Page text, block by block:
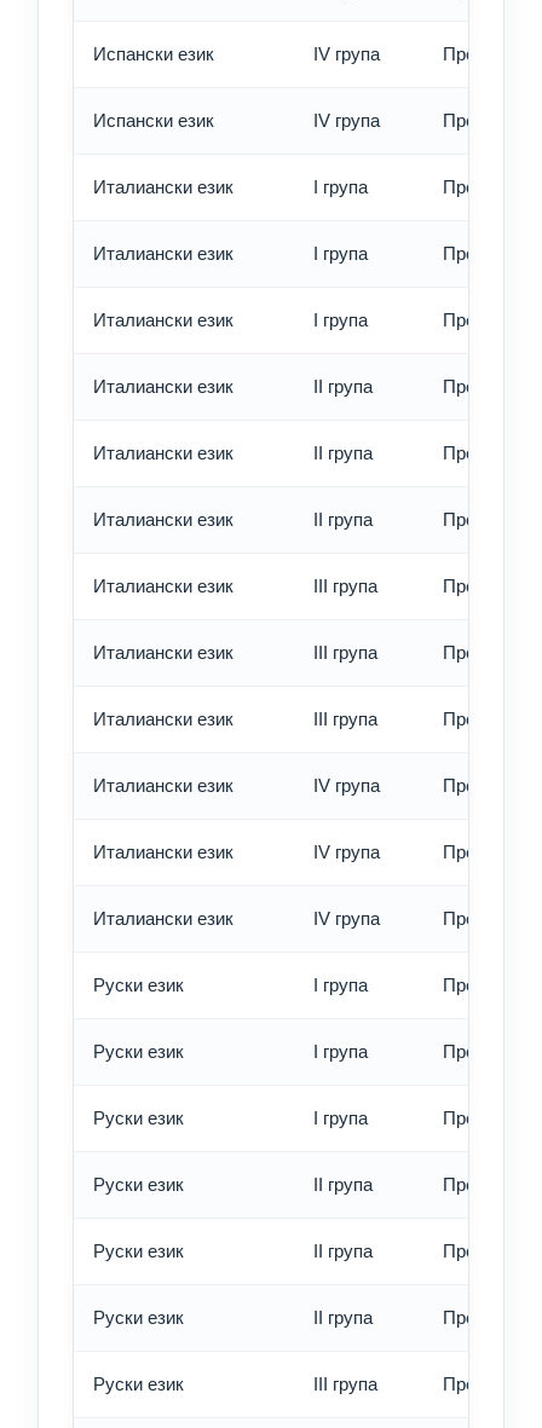
Испански език IV група Превод -
Испански език IV група Превод -
Италиански език I група Превод -
Италиански език I група Превод -
Италиански език I група Превод -
Италиански език II група Превод -
Италиански език II група Превод -
Италиански език II група Превод -
Италиански език III група Превод -
Италиански език III група Превод -
Италиански език III група Превод -
Италиански език IV група Превод -
Италиански език IV група Превод -
Италиански език IV група Превод -
Руски език I група Превод -
Руски език I група Превод -
Руски език I група Превод -
Руски език II група Превод -
Руски език II група Превод -
Руски език II група Превод -
Руски език III група Превод -